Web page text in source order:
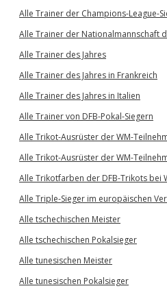
Alle Trainer der Champions-League-
Alle Trainer der Nationalmannschaft
Alle Trainer des Jahres
Alle Trainer des Jahres in Frankreich
Alle Trainer des Jahres in Italien
Alle Trainer von DFB-Pokal-Siegern
Alle Trikot-Ausrüster der WM-
Alle Trikot-Ausrüster der WM-
Alle Trikotfarben der DFB-Trikots bei
Alle Triple-Sieger im europäischen
Alle tschechischen Meister
Alle tschechischen Pokalsieger
Alle tunesischen Meister
Alle tunesischen Pokalsieger